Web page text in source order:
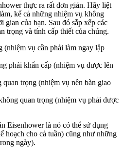
thực ra rất đơn giản. Hãy liệt
kể cả những nhiệm vụ không
gian của bạn. Sau đó sắp xếp các
trọng và tính cấp thiết của chúng.
(nhiệm vụ cần phải làm ngay lập
phải khẩn cấp (nhiệm vụ được lên
trọng (nhiệm vụ nên bàn giao
quan trọng (nhiệm vụ phải được
Eisenhower là nó có thể sử dụng
hoạch cho cả tuần) cũng như những
ngày).